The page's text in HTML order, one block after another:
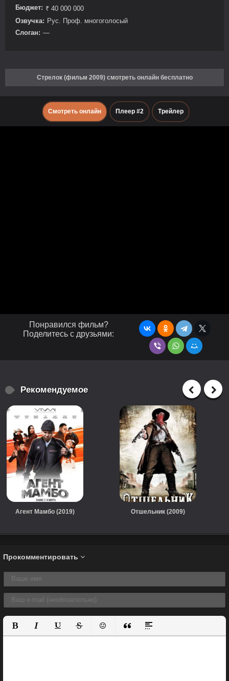
Бюджет: ₹ 40 000 000
Озвучка: Рус. Проф. многоголосый
Слоган: —
Стрелок (фильм 2009) смотреть онлайн бесплатно
Смотреть онлайн Плеер #2 Трейлер
Понравился фильм?
Поделитесь с друзьями:
Рекомендуемое
Агент Мамбо (2019) Отшельник (2009)
Прокомментировать
Полужирный
КурсивПодчеркнутый
ЗачеркнутыйВставить смайлик
Вставка цитаты
Вставка спойлера